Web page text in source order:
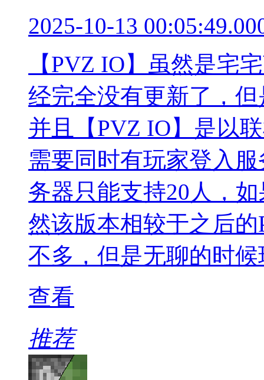
2025-10-13
【PVZ IO】虽然是宅
经完全没有更新了，
并且【PVZ IO】是以
需要同时有玩家登入
务器只能支持20人，
然该版本相较于之后
不多，但是无聊的时
查看
推荐